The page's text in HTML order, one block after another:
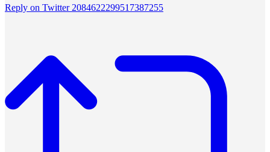
Reply on Twitter 2084622299517387255